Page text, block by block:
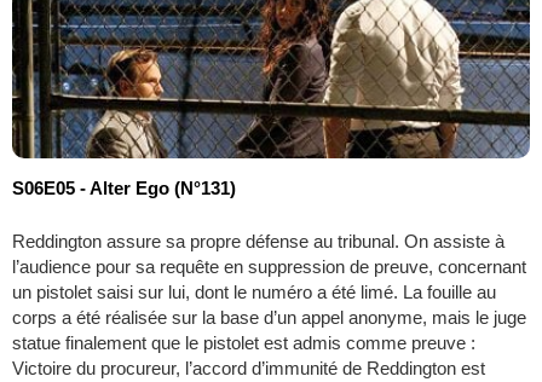
S06E05 - Alter Ego (N°131)
Reddington assure sa propre défense au tribunal. On assiste à
l’audience pour sa requête en suppression de preuve, concernant
un pistolet saisi sur lui, dont le numéro a été limé. La fouille au
corps a été réalisée sur la base d’un appel anonyme, mais le juge
statue finalement que le pistolet est admis comme preuve :
Victoire du procureur, l’accord d’immunité de Reddington est